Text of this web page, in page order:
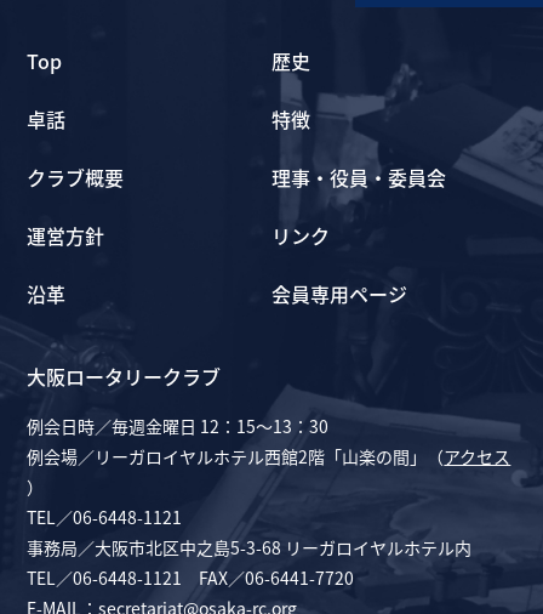
Top
卓話
クラブ概要
運営方針
沿革
歴史
特徴
理事・役員・委員会
リンク
会員専用ページ
大阪ロータリークラブ
例会日時／毎週金曜日 12：15～13：30
例会場／リーガロイヤルホテル西館2階「山楽の間」（アクセス
）
TEL／06-6448-1121
事務局／大阪市北区中之島5-3-68 リーガロイヤルホテル内
TEL／06-6448-1121 FAX／06-6441-7720
E-MAIL：secretariat@osaka-rc.org